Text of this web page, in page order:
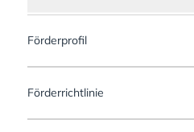
Förderprofil
Förderrichtlinie